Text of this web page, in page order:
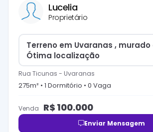
Lucelia
Proprietário
Terreno em Uvaranas , murado
Ótima localização
Rua Ticunas - Uvaranas
275m² • 1 Dormitório • 0 Vaga
Venda R$ 100.000
Enviar Mensagem